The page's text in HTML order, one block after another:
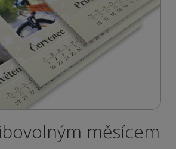
měsícem